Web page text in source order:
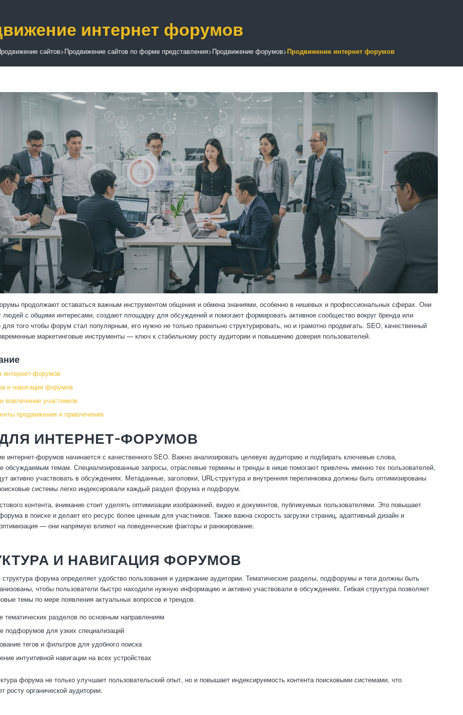
интернет форумов
сайтов>Продвижение сайтов по форме представления>Продвижение форумов>Продвижение интернет форумов
продолжают оставаться важным инструментом общения и обмена знаниями, особенно в нишевых и профессиональных сферах. Они
людей с общими интересами, создают площадку для обсуждений и помогают формировать активное сообщество вокруг бренда или
того чтобы форум стал популярным, его нужно не только правильно структурировать, но и грамотно продвигать. SEO, качественный
маркетинговые инструменты — ключ к стабильному росту аудитории и повышению доверия пользователей.
интернет-форумов
и навигация форумов
вовлечение участников
продвижения и привлечения
ДЛЯ ИНТЕРНЕТ-ФОРУМОВ
интернет-форумов начинается с качественного SEO. Важно анализировать целевую аудиторию и подбирать ключевые слова,
обсуждаемым темам. Специализированные запросы, отраслевые термины и тренды в нише помогают привлечь именно тех пользователей,
активно участвовать в обсуждениях. Метаданные, заголовки, URL-структура и внутренняя перелинковка должны быть оптимизированы
системы легко индексировали каждый раздел форума и подфорум.
контента, внимание стоит уделять оптимизации изображений, видео и документов, публикуемых пользователями. Это повышает
в поиске и делает его ресурс более ценным для участников. Также важна скорость загрузки страниц, адаптивный дизайн и
— они напрямую влияют на поведенческие факторы и ранжирование.
И НАВИГАЦИЯ ФОРУМОВ
структура форума определяет удобство пользования и удержание аудитории. Тематические разделы, подфорумы и теги должны быть
чтобы пользователи быстро находили нужную информацию и активно участвовали в обсуждениях. Гибкая структура позволяет
темы по мере появления актуальных вопросов и трендов.
тематических разделов по основным направлениям
подфорумов для узких специализаций
тегов и фильтров для удобного поиска
интуитивной навигации на всех устройствах
форума не только улучшает пользовательский опыт, но и повышает индексируемость контента поисковыми системами, что
росту органической аудитории.